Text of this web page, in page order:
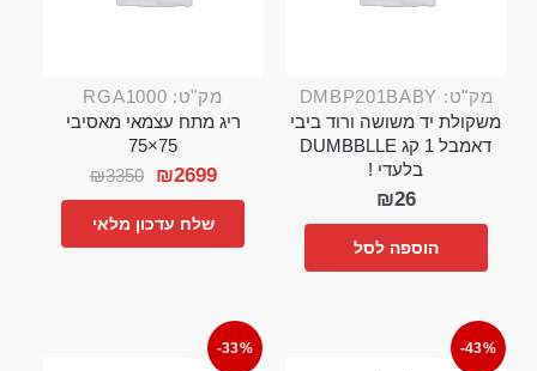
מק"ט: DMBP201BABY
משקולת יד משושה ורוד ביבי
דאמבל 1 קג DUMBBLLE
בלעדי !
₪26
הוספה לסל
מק"ט: RGA1000
ריג מתח עצמאי מאסיבי
75×75
₪3350 ₪2699
שלח עדכון מלאי
-43%
-33%